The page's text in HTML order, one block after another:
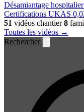
Désamiantage
Certifications UKAS
51 vidéos chantier8
Toutes les vidéos →
Rechercher